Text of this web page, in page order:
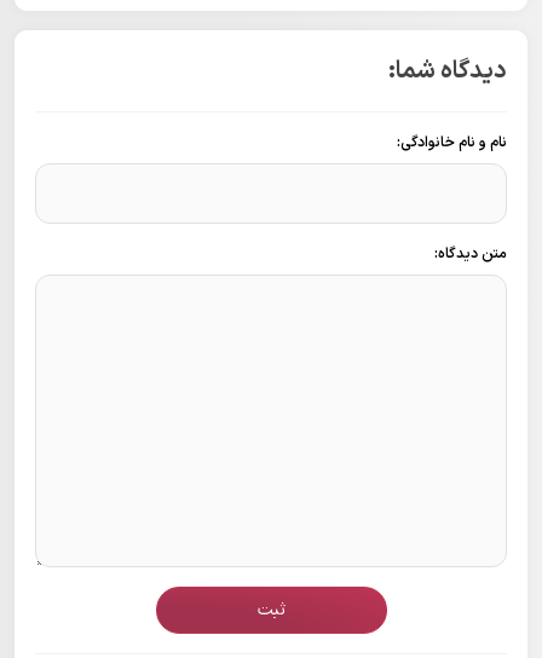
دیدگاه شما:
نام و نام خانوادگی:
متن دیدگاه:
ثبت